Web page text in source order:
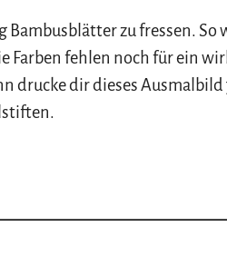
Bambusblätter zu fressen. So
Farben fehlen noch für ein
drucke dir dieses